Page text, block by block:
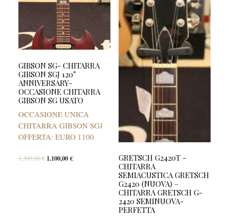
GIBSON SG- CHITARRA
GIBSON SGJ 120°
ANNIVERSARY-
OCCASIONE CHITARRA
GIBSON SG USATO
OCCASIONE UNICA
CHITARRA GIBSON SGJ
OFFERTA: EURO 1100
1.300,00€ 1.100,00€
GRETSCH G2420T -
CHITARRA
SEMIACUSTICA GRETSCH
G2420 (NUOVA) –
CHITARRA GRETSCH G-
2420 SEMINUOVA-
PERFETTA